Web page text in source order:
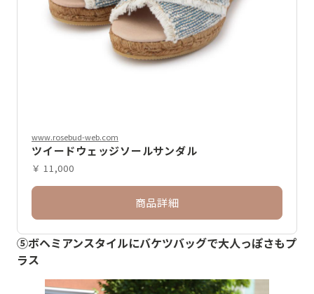
www.rosebud-web.com
ツイードウェッジソールサンダル
￥ 11,000
商品詳細
⑤ボヘミアンスタイルにバケツバッグで大人っぽさもプ
ラス